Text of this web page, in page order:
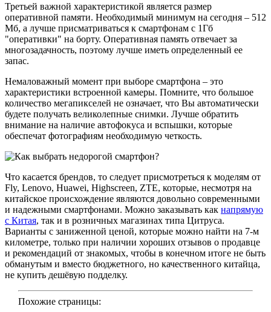
Третьей важной характеристикой является размер
оперативной памяти. Необходимый минимум на сегодня – 512
Мб, а лучше присматриваться к смартфонам с 1Гб
"оперативки" на борту. Оперативная память отвечает за
многозадачность, поэтому лучше иметь определенный ее
запас.
Немаловажный момент при выборе смартфона – это
характеристики встроенной камеры. Помните, что большое
количество мегапикселей не означает, что Вы автоматически
будете получать великолепные снимки. Лучше обратить
внимание на наличие автофокуса и вспышки, которые
обеспечат фотографиям необходимую четкость.
Что касается брендов, то следует присмотреться к моделям от
Fly, Lenovo, Huawei, Highscreen, ZTE, которые, несмотря на
китайское происхождение являются довольно современными
и надежными смартфонами. Можно заказывать как напрямую
с Китая, так и в розничных магазинах типа Цитруса.
Варианты с заниженной ценой, которые можно найти на 7-м
километре, только при наличии хороших отзывов о продавце
и рекомендаций от знакомых, чтобы в конечном итоге не быть
обманутым и вместо бюджетного, но качественного китайца,
не купить дешёвую подделку.
Похожие страницы: